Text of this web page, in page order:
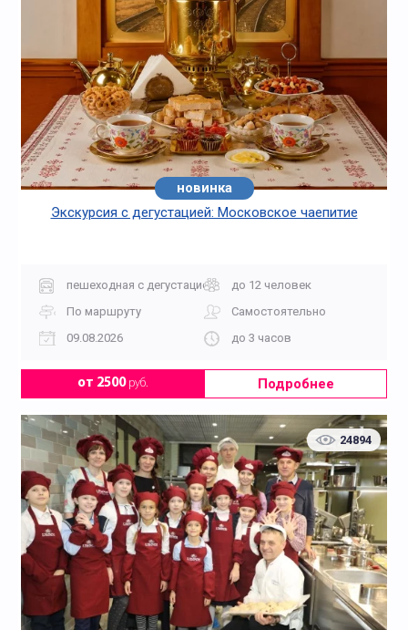
хит
новинка
Экскурсия с дегустацией: Московское чаепитие
пешеходная с дегустацией
до 12 человек
По маршруту
Самостоятельно
09.08.2026
до 3 часов
от 2500руб. Подробнее
24894